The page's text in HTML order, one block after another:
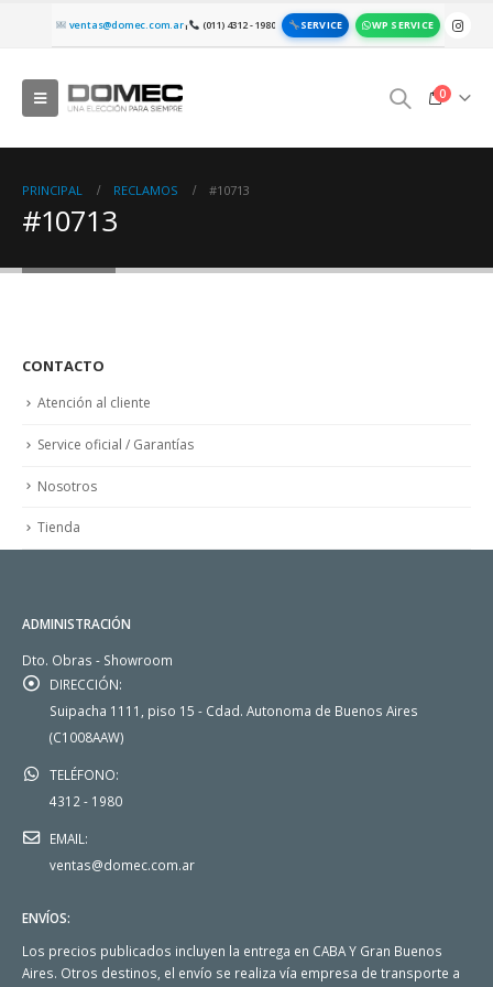
ventas@domec.com.ar| (011) 4312 - 1980 SERVICE WP SERVICE
0
PRINCIPAL RECLAMOS #10713
#10713
CONTACTO
Atención al cliente
Service oficial / Garantías
Nosotros
Tienda
ADMINISTRACIÓN
Dto. Obras - Showroom
DIRECCIÓN:
Suipacha 1111, piso 15 - Cdad. Autonoma de Buenos Aires
(C1008AAW)
TELÉFONO:
4312 - 1980
EMAIL:
ventas@domec.com.ar
ENVÍOS:
Los precios publicados incluyen la entrega en CABA Y Gran Buenos
Aires. Otros destinos, el envío se realiza vía empresa de transporte a